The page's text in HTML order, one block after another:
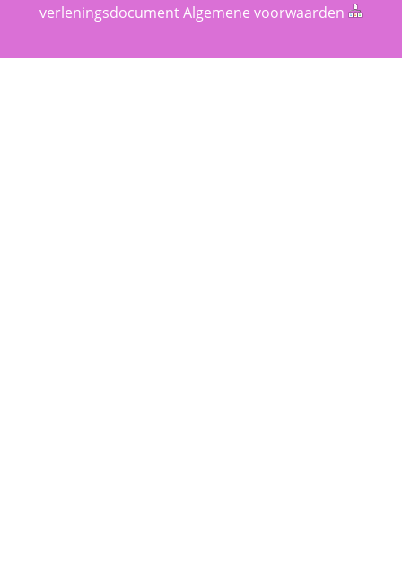
verlenings­documentAlgemene voorwaarden